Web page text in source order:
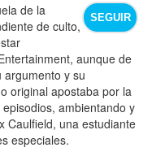
SEGUIR
de la
de culto,
aunque de
argumento y su
original apostaba por la
ambientando y
Caulfield, una estudiante
especiales.